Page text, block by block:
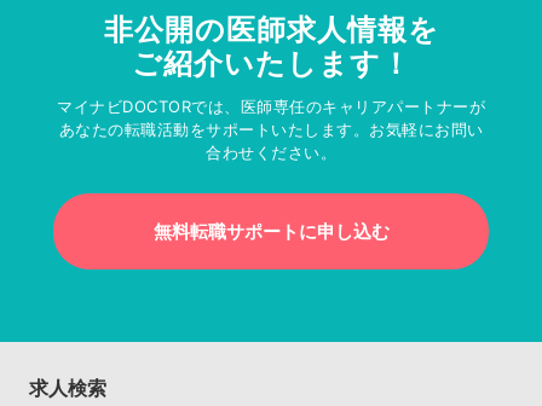
非公開の医師求人情報を
ご紹介いたします！
マイナビDOCTORでは、医師専任のキャリアパートナーが
あなたの転職活動をサポートいたします。お気軽にお問い
合わせください。
無料転職サポートに申し込む
求人検索